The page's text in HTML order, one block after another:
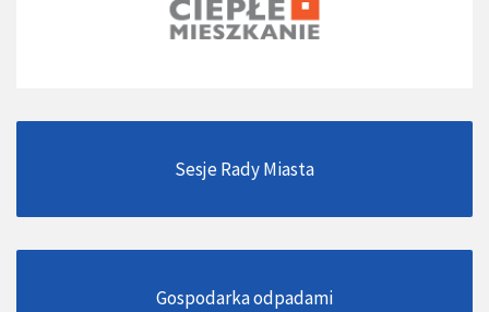
Sesje Rady Miasta
Gospodarka odpadami